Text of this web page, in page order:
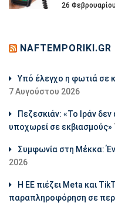
26
NAFTEMPORIKI.GR
Υπό έλεγχο η φωτιά σε
7 Αυγούστου 2026
Πεζεσκιάν: «Το Ιράν
υποχωρεί σε εκβιασμούς»
Συμφωνία στη Μέκκα:
2026
Η ΕΕ πιέζει Meta και
παραπληροφόρηση σε